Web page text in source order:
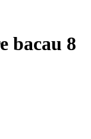
bacau 8